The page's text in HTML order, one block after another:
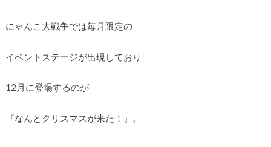
にゃんこ大戦争では毎月限定の
イベントステージが出現しており
12月に登場するのが
『なんとクリスマスが来た！』。